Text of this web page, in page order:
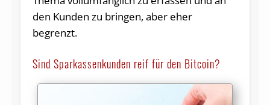
den Kunden zu bringen, aber eher
begrenzt.
Sind Sparkassenkunden reif für den Bitcoin?